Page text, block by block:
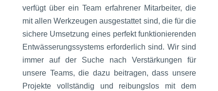
verfügt über ein Team erfahrener Mitarbeiter, die
mit allen Werkzeugen ausgestattet sind, die für die
sichere Umsetzung eines perfekt funktionierenden
Entwässerungssystems erforderlich sind. Wir sind
immer auf der Suche nach Verstärkungen für
unsere Teams, die dazu beitragen, dass unsere
Projekte vollständig und reibungslos mit dem